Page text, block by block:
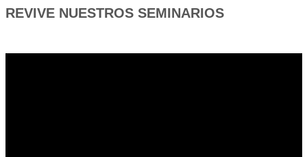
REVIVE NUESTROS SEMINARIOS